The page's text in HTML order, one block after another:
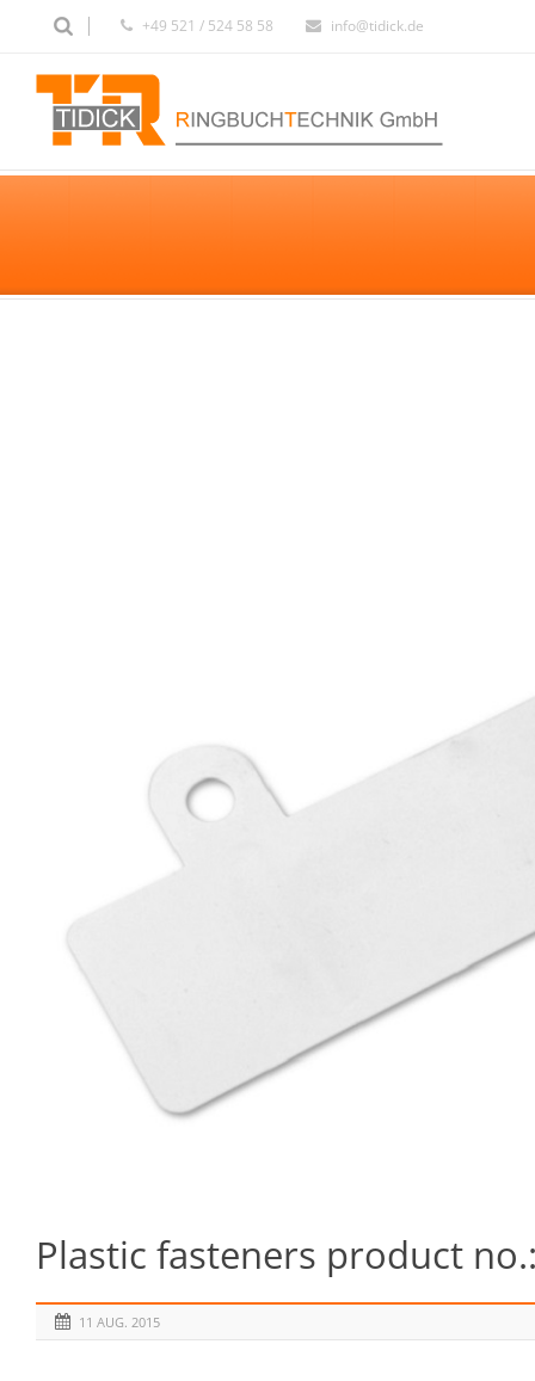
+49 521 / 524 58 58 info@tidick.de
Plastic fasteners product
11 AUG. 2015